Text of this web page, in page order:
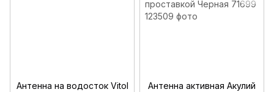
Антенна на водосток Vitol
Антенна активная Акулий